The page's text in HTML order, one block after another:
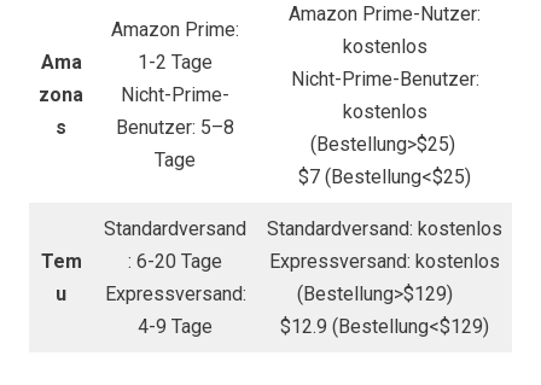
Ama
zona
s
Amazon Prime:
1-2 Tage
Nicht-Prime-
Benutzer: 5–8
Tage
Amazon Prime-Nutzer:
kostenlos
Nicht-Prime-Benutzer:
kostenlos
(Bestellung>$25)
$7 (Bestellung<$25)
Tem
u
Standardversand
: 6-20 Tage
Expressversand:
4-9 Tage
Standardversand: kostenlos
Expressversand: kostenlos
(Bestellung>$129)
$12.9 (Bestellung<$129)